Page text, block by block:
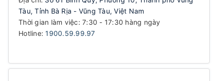
Tàu, Tỉnh Bà Rịa - Vũng Tàu, Việt Nam
Thời gian làm việc: 7:30 - 17:30 hàng ngày
Hotline:1900.59.99.97